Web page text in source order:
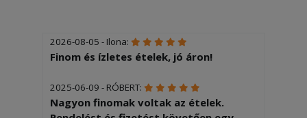
2026-08-05 - Ilona:
Finom és ízletes ételek, jó áron!
2025-06-09 - RÓBERT:
Nagyon finomak voltak az ételek.